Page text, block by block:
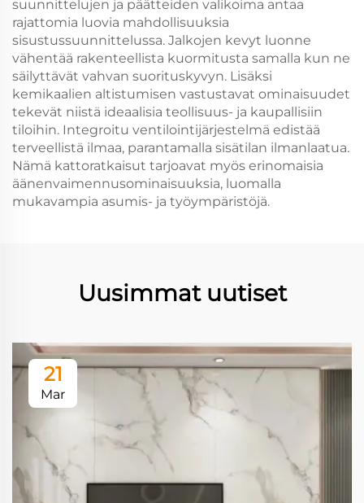
suunnittelujen ja päätteiden valikoima antaa
rajattomia luovia mahdollisuuksia
sisustussuunnittelussa. Jalkojen kevyt luonne
vähentää rakenteellista kuormitusta samalla kun ne
säilyttävät vahvan suorituskyvyn. Lisäksi
kemikaalien altistumisen vastustavat ominaisuudet
tekevät niistä ideaalisia teollisuus- ja kaupallisiin
tiloihin. Integroitu ventilointijärjestelmä edistää
terveellistä ilmaa, parantamalla sisätilan ilmanlaatua.
Nämä kattoratkaisut tarjoavat myös erinomaisia
äänenvaimennusominaisuuksia, luomalla
mukavampia asumis- ja työympäristöjä.
Uusimmat uutiset
21
Mar